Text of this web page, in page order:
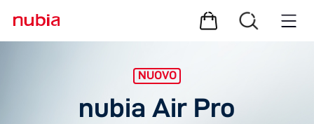
NUOVO
nubia Air Pro